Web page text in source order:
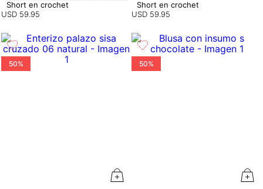
Short en crochet
USD 59.95
Short en crochet
USD 59.95
50% 50%